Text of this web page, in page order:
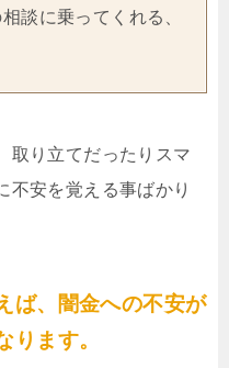
談に乗ってくれる、
取り立てだったりスマ
不安を覚える事ばかり
ば、闇金への不安が
ります。